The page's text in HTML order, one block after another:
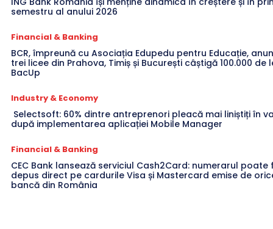
semestru al anului 2026
Financial & Banking
BCR, împreună cu Asociația Edupedu pentru Educație,
trei licee din Prahova, Timiș și București câștigă 100.000 de
BacUp
Industry & Economy
Selectsoft: 60% dintre antreprenori pleacă mai liniștiți în
după implementarea aplicației Mobile Manager
Financial & Banking
CEC Bank lansează serviciul Cash2Card: numerarul poate
depus direct pe cardurile Visa și Mastercard emise de
bancă din România